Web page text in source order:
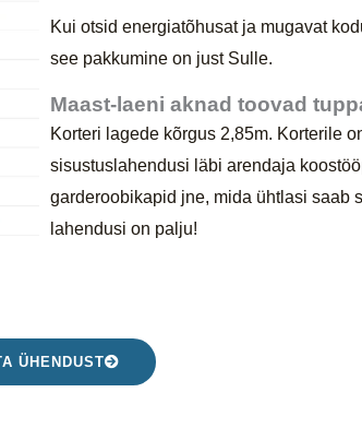
Kui otsid energiatõhusat ja mugavat
see pakkumine on just Sulle.
Maast-laeni aknad toovad
Korteri lagede kõrgus 2,85m. Korterile
sisustuslahendusi läbi arendaja
garderoobikapid jne, mida ühtlasi saab
lahendusi on palju!
ÜHENDUST